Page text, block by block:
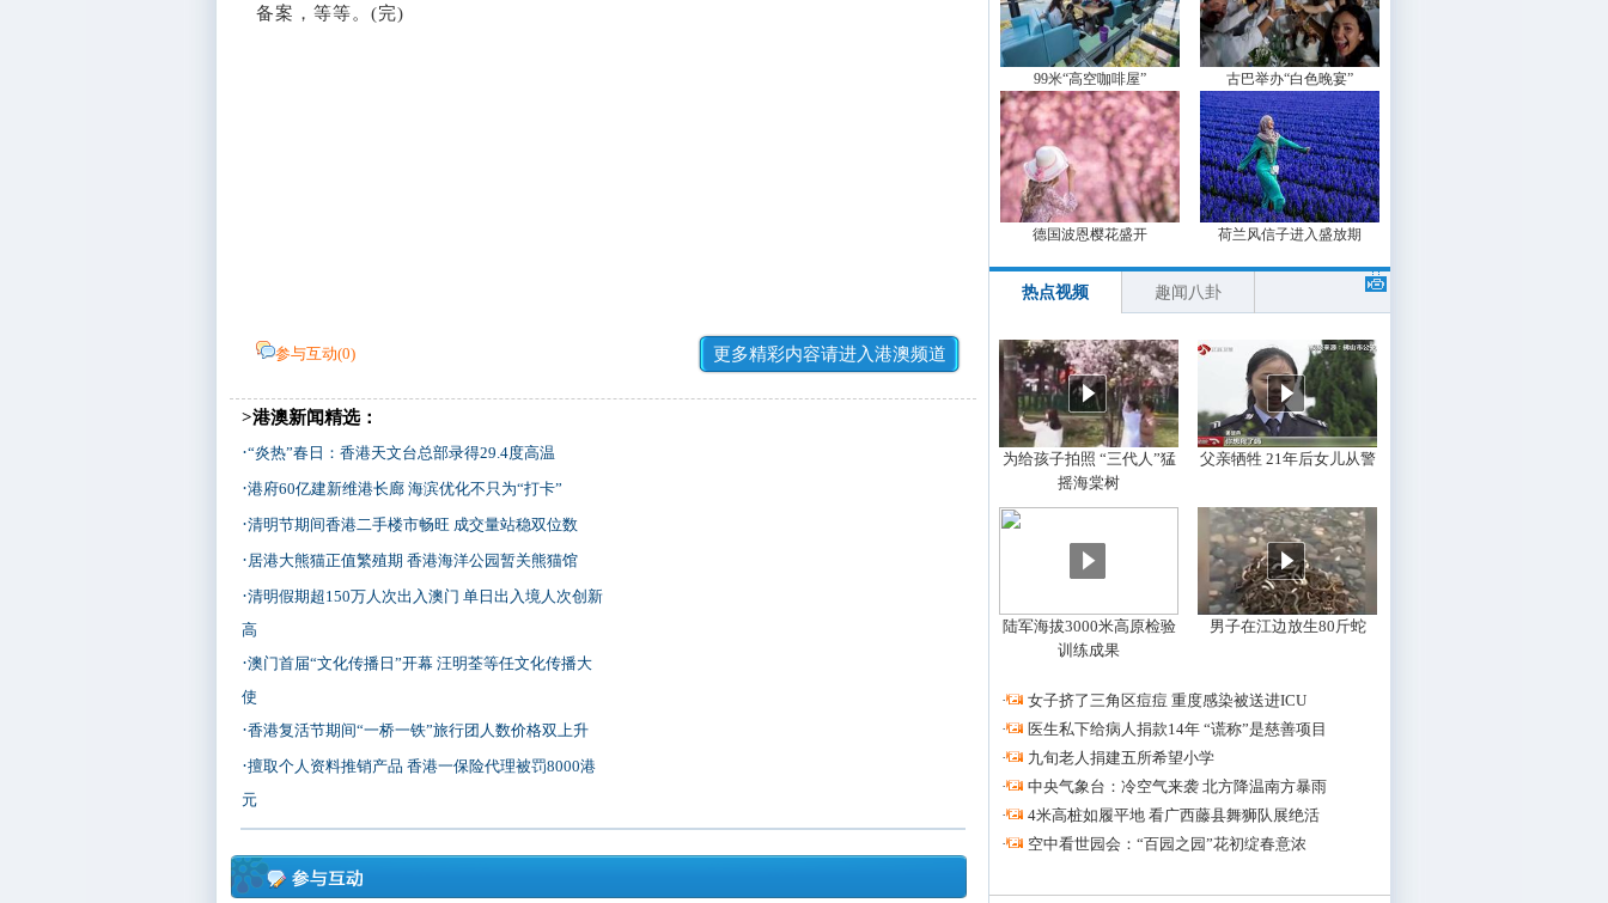
备案，等等。(完)
参与互动(0) 更多精彩内容请进入港澳频道
>港澳新闻精选：
·“炎热”春日：香港天文台总部录得29.4度高温
·港府60亿建新维港长廊 海滨优化不只为“打卡”
·清明节期间香港二手楼市畅旺 成交量站稳双位数
·居港大熊猫正值繁殖期 香港海洋公园暂关熊猫馆
·清明假期超150万人次出入澳门 单日出入境人次创新
高
·澳门首届“文化传播日”开幕 汪明荃等任文化传播大
使
·香港复活节期间“一桥一铁”旅行团人数价格双上升
·擅取个人资料推销产品 香港一保险代理被罚8000港
元
99米“高空咖啡屋” 古巴举办“白色晚宴”
德国波恩樱花盛开 荷兰风信子进入盛放期
热点视频 趣闻八卦
为给孩子拍照 “三代人”猛
摇海棠树
父亲牺牲 21年后女儿从警
陆军海拔3000米高原检验
训练成果
男子在江边放生80斤蛇
·
女子挤了三角区痘痘 重度感染被送进ICU
·
医生私下给病人捐款14年 “谎称”是慈善项目
·
九旬老人捐建五所希望小学
·
中央气象台：冷空气来袭 北方降温南方暴雨
·
4米高桩如履平地 看广西藤县舞狮队展绝活
·
空中看世园会：“百园之园”花初绽春意浓